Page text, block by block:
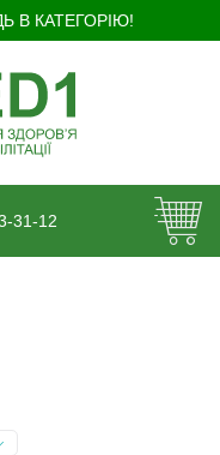
В КАТЕГОРІЮ!
31-12